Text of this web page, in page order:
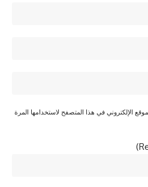
الإلكتروني في هذا المتصفح لاستخدامها المرة